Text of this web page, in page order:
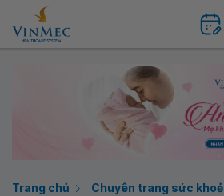
Trang chủ
Chuyên trang sức khoẻ